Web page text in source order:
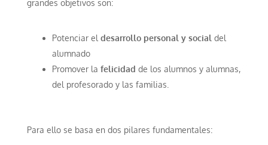
grandes objetivos son:
Potenciar el desarrollo personal y social del
alumnado
Promover la felicidad de los alumnos y alumnas,
del profesorado y las familias.
Para ello se basa en dos pilares fundamentales: